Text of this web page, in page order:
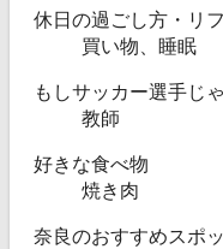
休日の過ごし方・リ
買い物、睡眠
もしサッカー選手じ
教師
好きな食べ物
焼き肉
奈良のおすすめスポ